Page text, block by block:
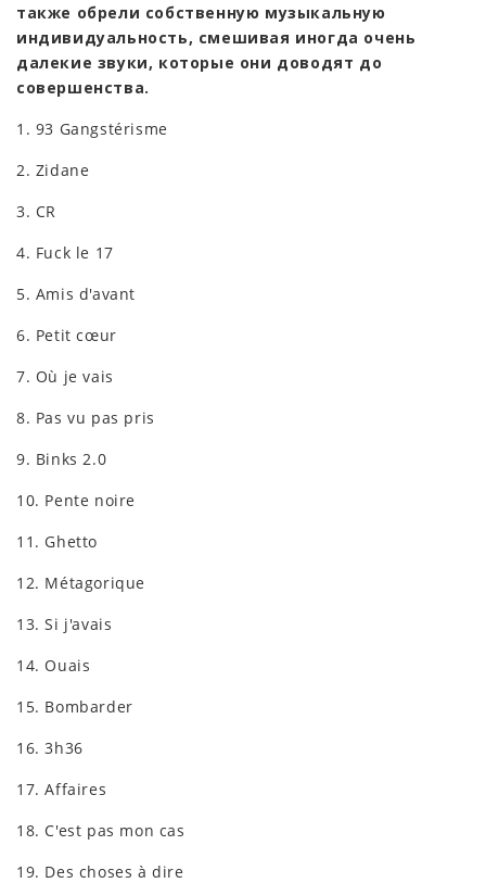
также обрели собственную музыкальную
индивидуальность, смешивая иногда очень
далекие звуки, которые они доводят до
совершенства.
1. 93 Gangstérisme
2. Zidane
3. CR
4. Fuck le 17
5. Amis d'avant
6. Petit cœur
7. Où je vais
8. Pas vu pas pris
9. Binks 2.0
10. Pente noire
11. Ghetto
12. Métagorique
13. Si j'avais
14. Ouais
15. Bombarder
16. 3h36
17. Affaires
18. C'est pas mon cas
19. Des choses à dire